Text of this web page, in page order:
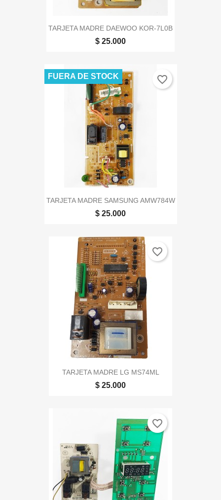
TARJETA MADRE DAEWOO KOR-7L0B
$ 25.000
TARJETA MADRE SAMSUNG AMW784W
$ 25.000
FUERA DE STOCK favorite_border
TARJETA MADRE LG MS74ML
$ 25.000
favorite_border
favorite_border